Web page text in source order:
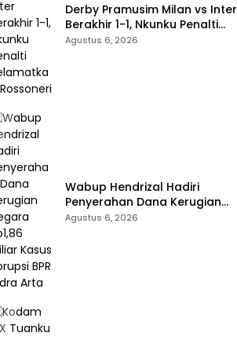
Derby Pramusim Milan vs Inter
Berakhir 1-1, Nkunku Penalti
Selamatkan Rossoneri
Agustus 6, 2026
Wabup Hendrizal Hadiri
Penyerahan Dana Kerugian
Negara Rp1,86 Miliar Kasus
Agustus 6, 2026